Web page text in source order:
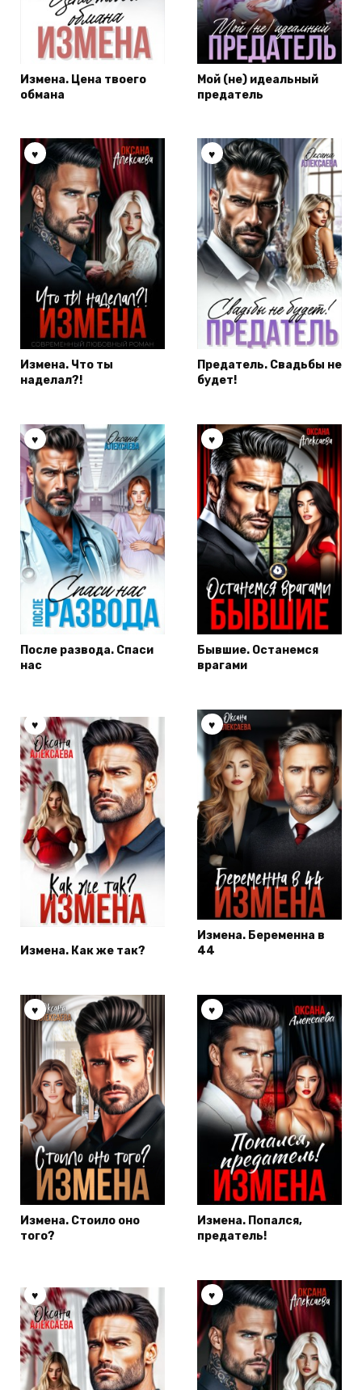
Измена. Цена твоего
обмана
Мой (не) идеальный
предатель
Измена. Что ты
наделал?!
Предатель. Свадьбы не
будет!
После развода. Спаси
нас
Бывшие. Останемся
врагами
Измена. Как же так?
Измена. Беременна в
44
Измена. Стоило оно
того?
Измена. Попался,
предатель!